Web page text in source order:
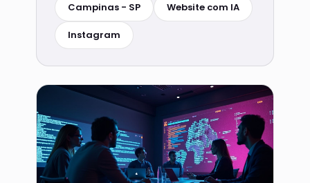
Campinas - SP Website com IA
Instagram